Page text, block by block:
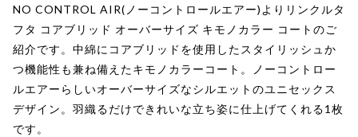
NO CONTROL AIR(ノーコントロールエアー)よりリンクルタ
フタ コアブリッド オーバーサイズ キモノカラー コートのご
紹介です。中綿にコアブリッドを使用したスタイリッシュか
つ機能性も兼ね備えたキモノカラーコート。ノーコントロー
ルエアーらしいオーバーサイズなシルエットのユニセックス
デザイン。羽織るだけできれいな立ち姿に仕上げてくれる1枚
です。